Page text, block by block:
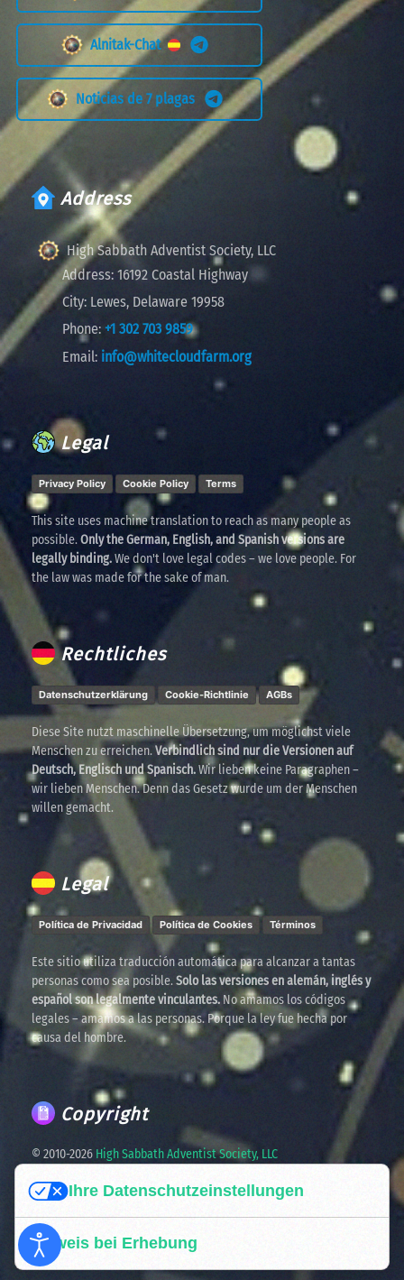
Alnitak-Chat
Noticias de 7 plagas
Address
High Sabbath Adventist Society, LLC
Address: 16192 Coastal Highway
City: Lewes, Delaware 19958
Phone: +1 302 703 9859
Email: info@whitecloudfarm.org
Legal
Privacy Policy Cookie Policy Terms
This site uses machine translation to reach as many people as
possible.Only the German, English, and Spanish versions are
legally binding.We don't love legal codes – we love people. For
the law was made for the sake of man.
Rechtliches
Datenschutzerklärung Cookie-Richtlinie AGBs
Diese Site nutzt maschinelle Übersetzung, um möglichst viele
Menschen zu erreichen.Verbindlich sind nur die Versionen auf
Deutsch, Englisch und Spanisch.Wir lieben keine Paragraphen –
wir lieben Menschen. Denn das Gesetz wurde um der Menschen
willen gemacht.
Legal
Política de Privacidad Política de Cookies Términos
Este sitio utiliza traducción automática para alcanzar a tantas
personas como sea posible.Solo las versiones en alemán, inglés y
español son legalmente vinculantes. No amamos los códigos
legales – amamos a las personas. Porque la ley fue hecha por
causa del hombre.
Copyright
© 2010-2026 High Sabbath Adventist Society, LLC
ahead.
Ihre Datenschutzeinstellungen
Hinweis bei Erhebung